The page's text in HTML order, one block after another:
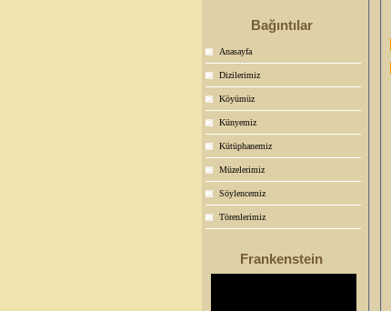
Bağıntılar
Anasayfa
Dizilerimiz
Köyümüz
Künyemiz
Kütüphanemiz
Müzelerimiz
Söylencemiz
Törenlerimiz
Frankenstein